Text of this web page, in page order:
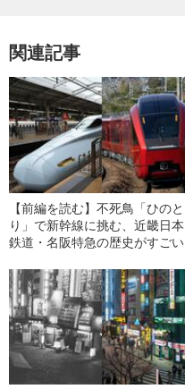
関連記事
【前編を読む】不死鳥「ひのと
り」で新幹線に挑む、近畿日本
鉄道・名阪特急の歴史がすごい